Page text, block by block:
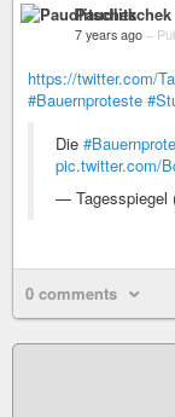
Paudlitschek
7 years ago –
https://twitter.com/
#Bauernproteste
Die
pic.twitter.com/
— Tagesspiegel
0 comments